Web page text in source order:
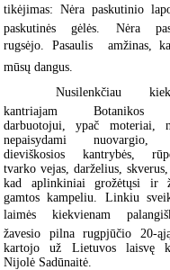
tikėjimas: Nėra paskutinio
paskutinės gėlės. Nėra
rugsėjo. Pasaulis  amžinas,
mūsų dangus.
 Nusilenkčiau
kantriajam Botanikos
darbuotojui, ypač moteriai,
nepaisydami nuovargio,
dieviškosios kantrybės,
tvarko vejas, darželius,
kad aplinkiniai grožėtųsi ir
gamtos kampeliu. Linkiu
laimės kiekvienam
žavesio pilna rugpjūčio 20-
kartojo už Lietuvos laisvę
Nijolė Sadūnaitė.